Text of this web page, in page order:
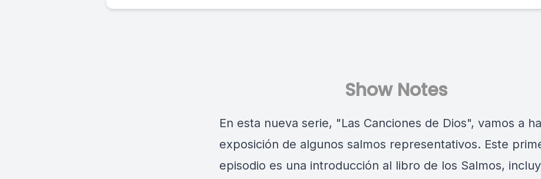
Show Notes
En esta nueva serie, "Las Canciones de Dios", vamos a
exposición de algunos salmos representativos. Este
episodio es una introducción al libro de los Salmos,